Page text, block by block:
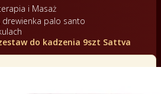
i Masaż
drewienka palo santo
do kadzenia 9szt Sattva